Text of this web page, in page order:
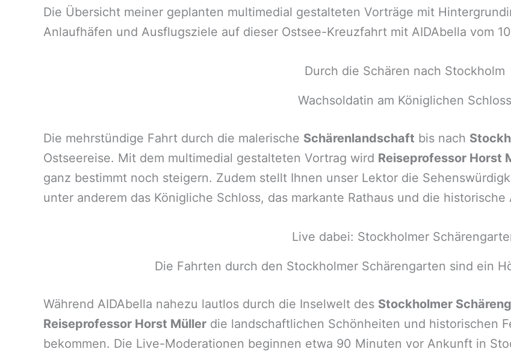
Die Übersicht meiner geplanten multimedial gestalteten Vorträge mit
Anlaufhäfen und Ausflugsziele auf dieser Ostsee-Kreuzfahrt mit AIDAbella vom
Durch die Schären nach Stockholm
Wachsoldatin am Königlichen Schloss
Die mehrstündige Fahrt durch die malerische Schärenlandschaft bis nach
Ostseereise. Mit dem multimedial gestalteten Vortrag wird Reiseprofessor Horst
ganz bestimmt noch steigern. Zudem stellt Ihnen unser Lektor die
unter anderem das Königliche Schloss, das markante Rathaus und die historische
Live dabei: Stockholmer
Die Fahrten durch den Stockholmer Schärengarten sind ein
Während AIDAbella nahezu lautlos durch die Inselwelt des Stockholmer
Reiseprofessor Horst Müller die landschaftlichen Schönheiten und historischen
bekommen. Die Live-Moderationen beginnen etwa 90 Minuten vor Ankunft in